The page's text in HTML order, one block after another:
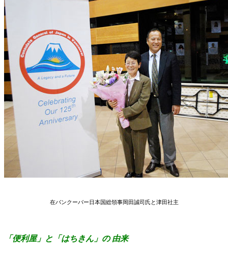
在バンクーバー日本国総領事岡田誠司氏と津田社主
「便利屋」と「はちきん」の 由来